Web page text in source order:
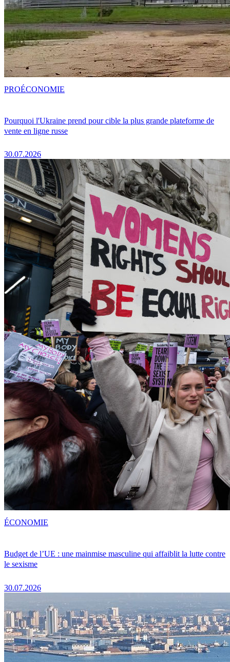
Pourquoi l'Ukraine prend pour cible la plus grande plateforme de
vente en ligne russe
30.07.2026
PROÉCONOMIE
Budget de l’UE : une mainmise masculine qui affaiblit la lutte contre
le sexisme
30.07.2026
ÉCONOMIE